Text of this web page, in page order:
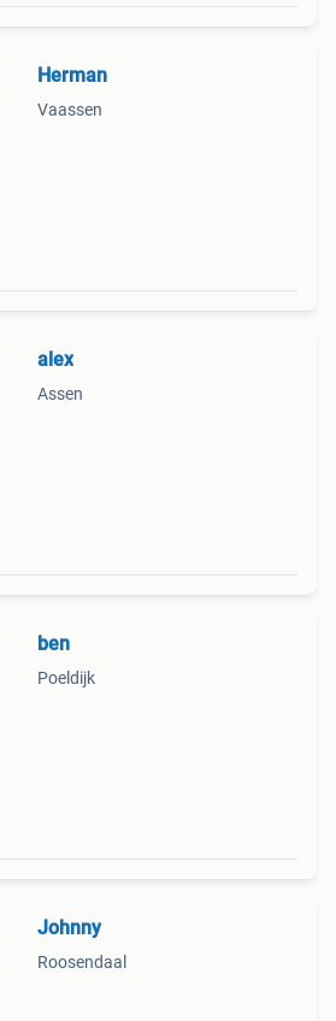
Herman
Vaassen
alex
Assen
ben
Poeldijk
Johnny
Roosendaal